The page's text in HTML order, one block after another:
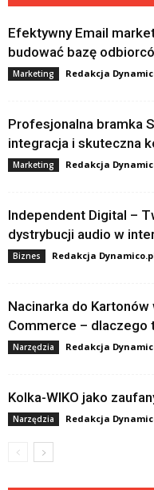
Efektywny Email
budować bazę
Marketing Redakcja
Profesjonalna bramka
integracja i skuteczna
Marketing Redakcja
Independent Digital –
dystrybucji audio w
Biznes Redakcja
Nacinarka do Kartonów
Commerce – dlaczego
Narzędzia Redakcja
Kolka-WIKO jako
Narzędzia Redakcja